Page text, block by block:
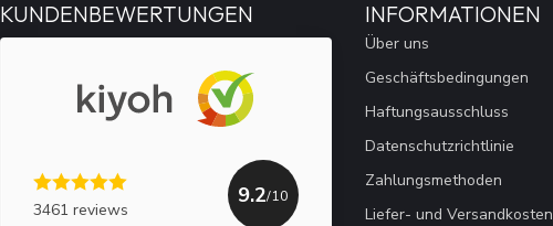
KUNDENBEWERTUNGEN
3461 reviews
9.2/10
INFORMATIONEN
Über uns
Geschäftsbedingungen
Haftungsausschluss
Datenschutzrichtlinie
Zahlungsmethoden
Liefer- und Versandkosten